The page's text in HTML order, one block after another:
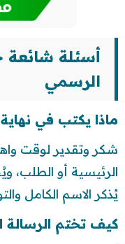
أسئلة شائعة
الرسمي
ماذا يكتب في
شكر وتقدير لوقت
الرئيسية أو الطلب،
يُذكر الاسم الكامل
كيف تختم الرسالة